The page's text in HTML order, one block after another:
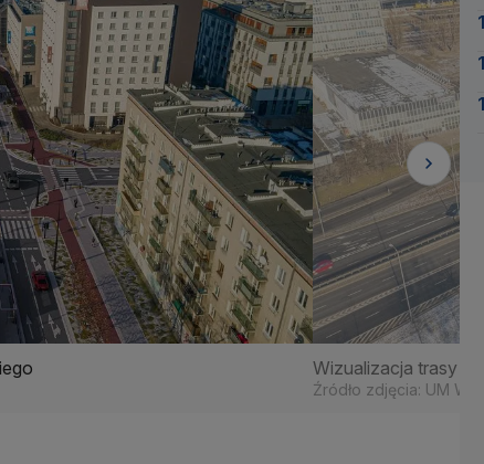
Wizualizacja trasy
Źródło zdjęcia: UM